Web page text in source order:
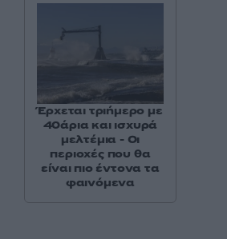
Έρχεται τριήμερο με
40άρια και ισχυρά
μελτέμια - Οι
περιοχές που θα
είναι πιο έντονα τα
φαινόμενα